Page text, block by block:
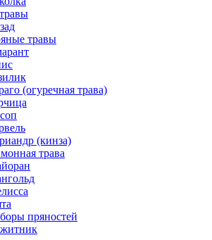
травы
(огуречная трава)
(кинза)
трава
пряностей